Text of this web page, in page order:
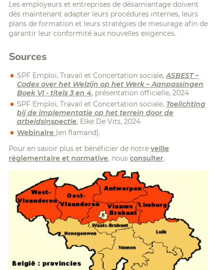
Les employeurs et entreprises de désamiantage doivent
dès maintenant adapter leurs procédures internes, leurs
plans de formation et leurs stratégies de mesurage afin de
garantir leur conformité aux nouvelles exigences.
Sources
SPF Emploi, Travail et Concertation sociale,ASBEST –
Codex over het Welzijn op het Werk – Aanpassingen
Boek VI - titels 3 en 4, présentation officielle, 2024
SPF Emploi, Travail et Concertation sociale, Toelichting
bij de implementatie op het terrein door de
arbeidsinspectie, Elke De Vits, 2024
Webinaire (en flamand).
Pour en savoir plus et bénéficier de notre veille
réglementaire et normative, nous consulter.